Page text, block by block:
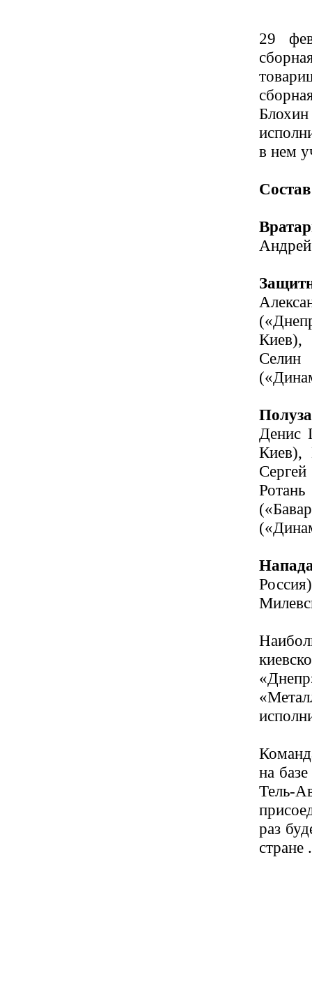
29
в нем
Киев),
Денис
Киев),
на
Тель-
раз
стране